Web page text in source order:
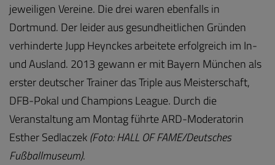
jeweiligen Vereine. Die drei waren ebenfalls in
Dortmund. Der leider aus gesundheitlichen Gründen
verhinderte Jupp Heynckes arbeitete erfolgreich im In-
und Ausland. 2013 gewann er mit Bayern München als
erster deutscher Trainer das Triple aus Meisterschaft,
DFB-Pokal und Champions League. Durch die
Veranstaltung am Montag führte ARD-Moderatorin
Esther Sedlaczek(Foto: HALL OF FAME/Deutsches
Fußballmuseum).